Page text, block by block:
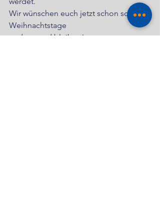
Wir wünschen euch jetzt schon schöne
Weihnachtstage
und gesund bleiben!